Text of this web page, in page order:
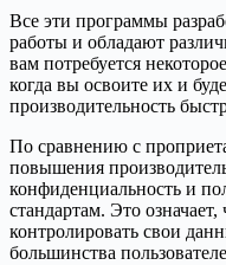
Все эти программы
работы и обладают
вам потребуется
когда вы освоите их и
производительность
По сравнению с
повышения
конфиденциальность и
стандартам. Это
контролировать свои
большинства